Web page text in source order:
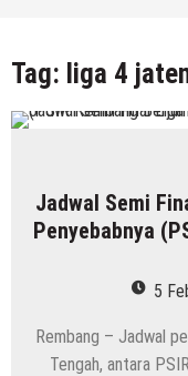
Tag: liga 4
Jadwal Semi
Penyebabnya
5
Rembang – Jadwal
Tengah, antara